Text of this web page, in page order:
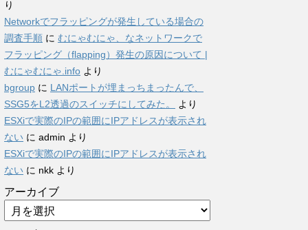
り
Networkでフラッピングが発生している場合の
調査手順 に むにゃむにゃ、なネットワークで
フラッピング（flapping）発生の原因について |
むにゃむにゃ.info より
bgroup に LANポートが埋まっちまったんで、
SSG5をL2透過のスイッチにしてみた。
より
ESXiで実際のIPの範囲にIPアドレスが表示され
ない に admin より
ESXiで実際のIPの範囲にIPアドレスが表示され
ない に nkk より
アーカイブ